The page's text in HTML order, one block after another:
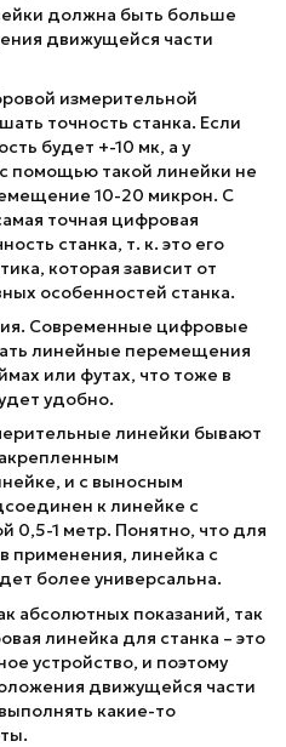
должна быть больше
движущейся части
измерительной
точность станка. Если
будет +-10 мк, а у
помощью такой линейки не
10-20 микрон. С
точная цифровая
станка, т. к. это его
которая зависит от
особенностей станка.
Современные цифровые
линейные перемещения
или футах, что тоже в
удобно.
линейки бывают
и с выносным
к линейке с
0,5-1 метр. Понятно, что для
применения, линейка с
более универсальна.
абсолютных показаний, так
линейка для станка – это
устройство, и поэтому
движущейся части
какие-то